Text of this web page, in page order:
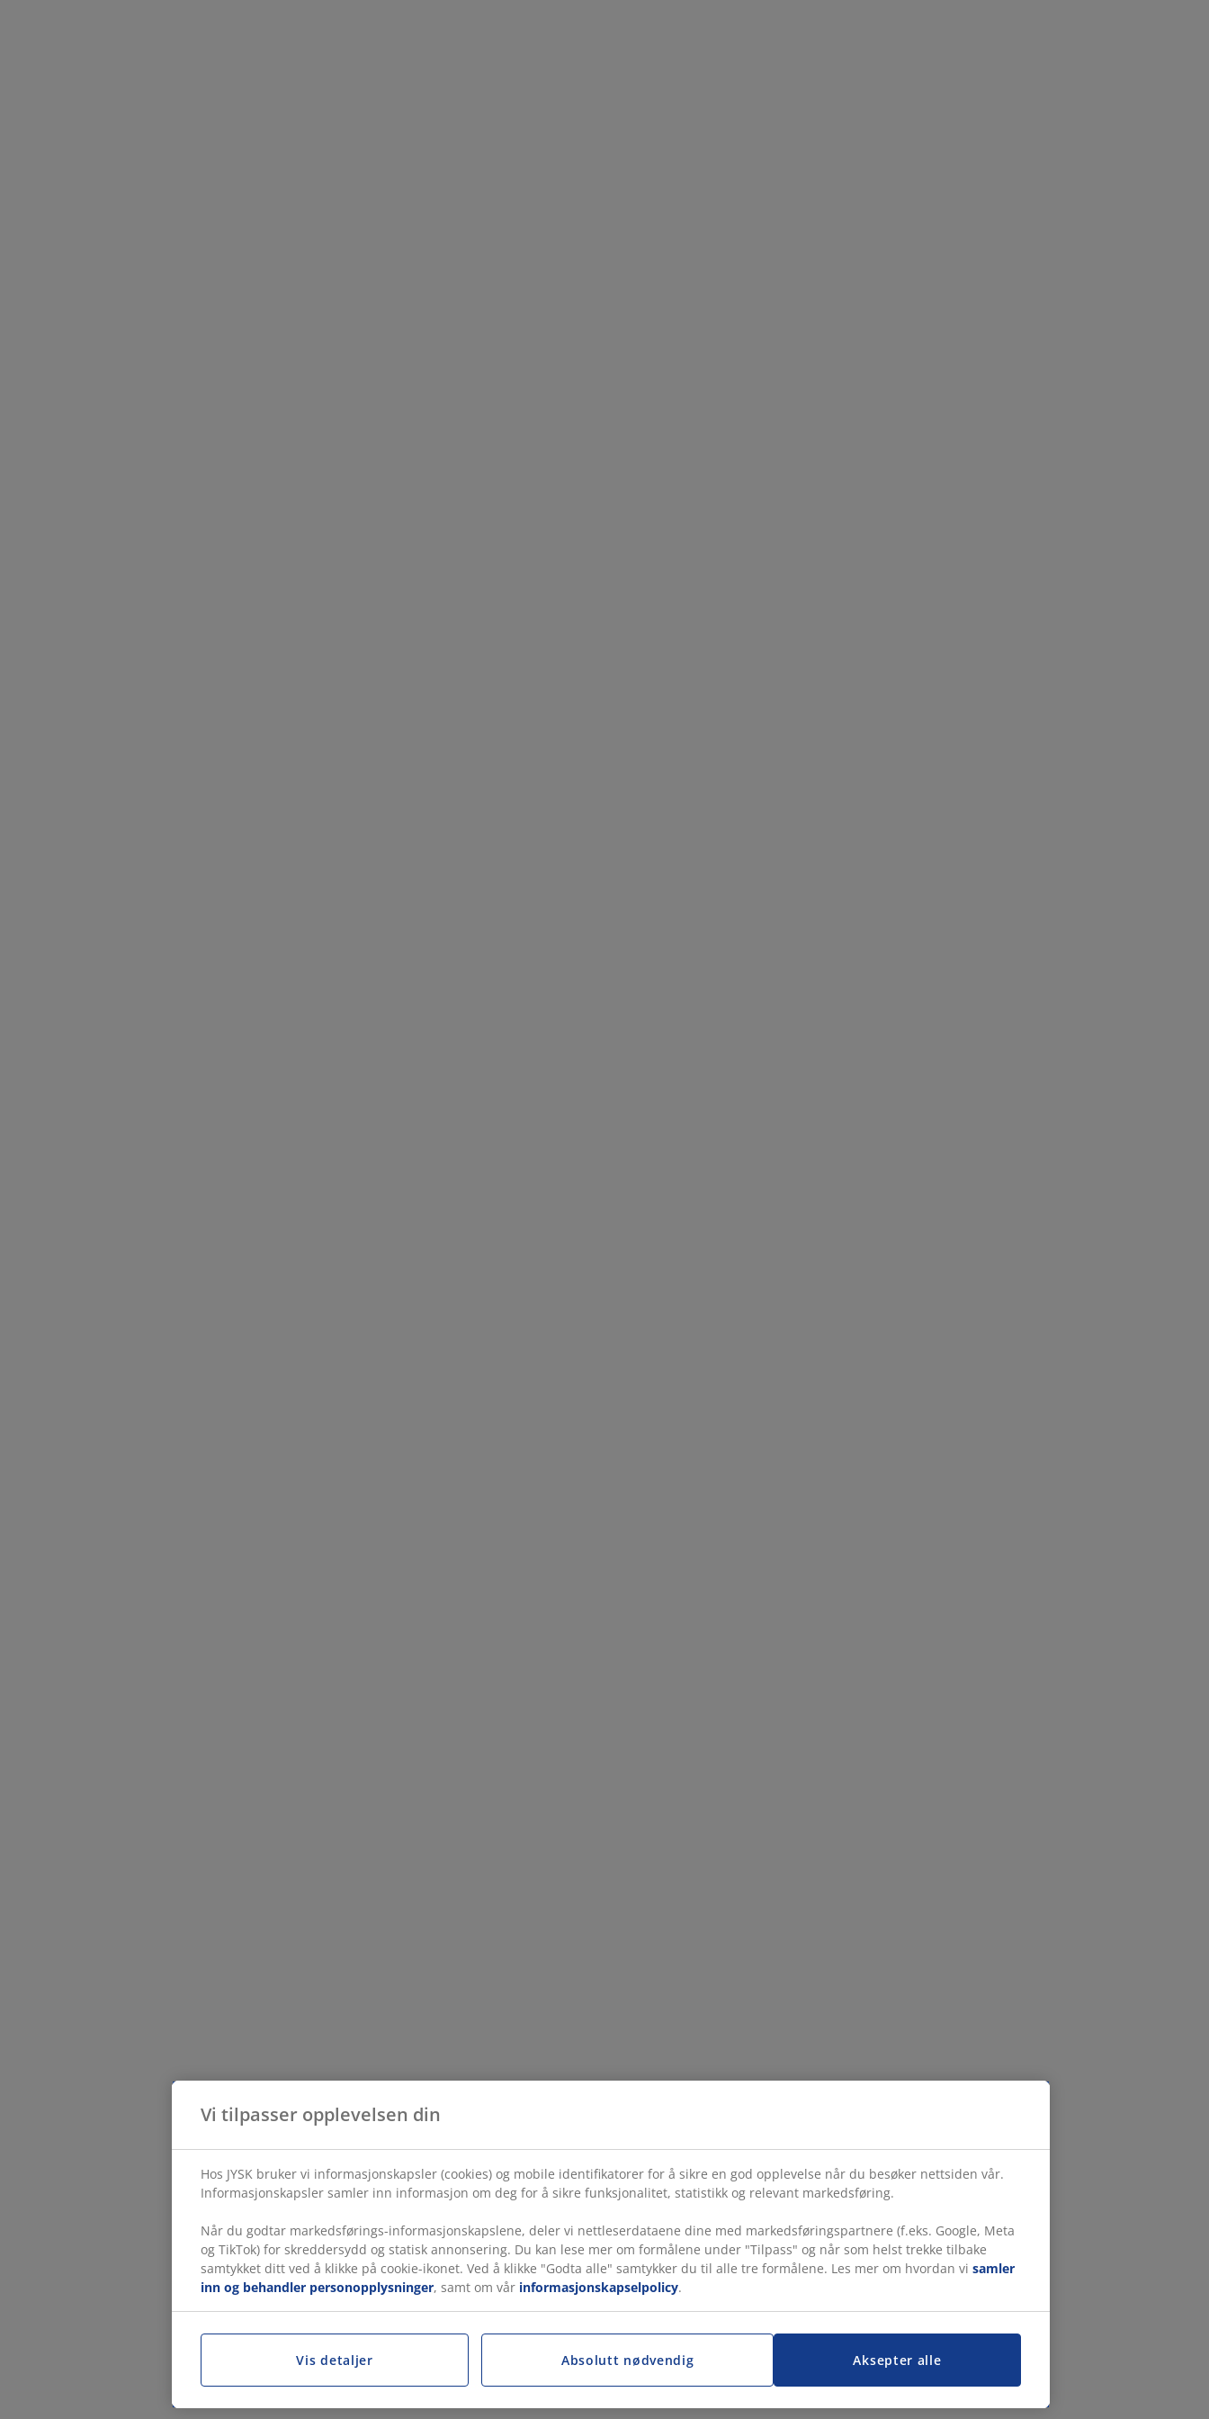
Vi tilpasser opplevelsen din
Hos JYSK bruker vi informasjonskapsler (cookies) og mobile identifikatorer for å sikre en god opplevelse når du besøker nettsiden vår.
Informasjonskapsler samler inn informasjon om deg for å sikre funksjonalitet, statistikk og relevant markedsføring.
Når du godtar markedsførings-informasjonskapslene, deler vi nettleserdataene dine med markedsføringspartnere (f.eks. Google, Meta
og TikTok) for skreddersydd og statisk annonsering. Du kan lese mer om formålene under "Tilpass" og når som helst trekke tilbake
samtykket ditt ved å klikke på cookie-ikonet. Ved å klikke "Godta alle" samtykker du til alle tre formålene. Les mer om hvordan vi samler
inn og behandler personopplysninger, samt om vår informasjonskapselpolicy.
Aksepter alle
Vis detaljer Absolutt nødvendig